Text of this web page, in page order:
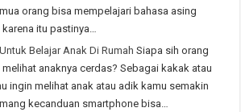
orang bisa mempelajari bahasa asing
itu pastinya…
Belajar Anak Di Rumah Siapa sih orang
anaknya cerdas? Sebagai kakak atau
ingin melihat anak atau adik kamu semakin
kecanduan smartphone bisa…